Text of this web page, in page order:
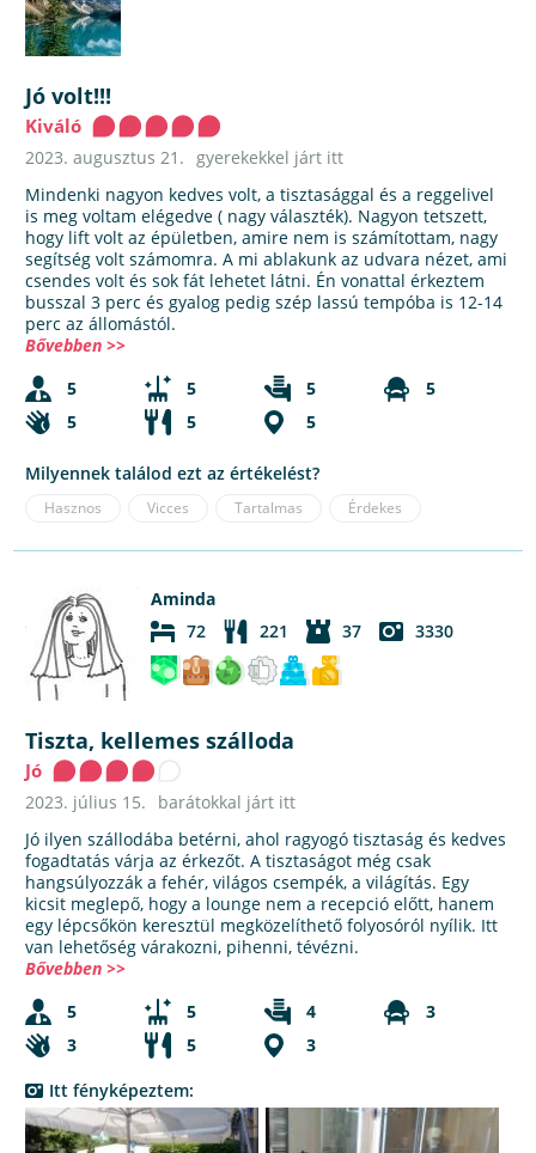
Jó volt!!!
Kiváló
2023. augusztus 21.
gyerekekkel járt itt
Mindenki nagyon kedves volt, a tisztasággal és a reggelivel
is meg voltam elégedve ( nagy választék). Nagyon tetszett,
hogy lift volt az épületben, amire nem is számítottam, nagy
segítség volt számomra. A mi ablakunk az udvara nézet, ami
csendes volt és sok fát lehetet látni. Én vonattal érkeztem
busszal 3 perc és gyalog pedig szép lassú tempóba is 12-14
perc az állomástól.
Bővebben >>
5
5 5
5
5
5 5
Milyennek találod ezt az értékelést?
Hasznos Vicces Tartalmas Érdekes
Aminda
72
221 37 3330
Tiszta, kellemes szálloda
Jó
2023. július 15.
barátokkal járt itt
Jó ilyen szállodába betérni, ahol ragyogó tisztaság és kedves
fogadtatás várja az érkezőt. A tisztaságot még csak
hangsúlyozzák a fehér, világos csempék, a világítás. Egy
kicsit meglepő, hogy a lounge nem a recepció előtt, hanem
egy lépcsőkön keresztül megközelíthető folyosóról nyílik. Itt
van lehetőség várakozni, pihenni, tévézni.
Bővebben >>
5
5 4
3
3
5
3
Itt fényképeztem: